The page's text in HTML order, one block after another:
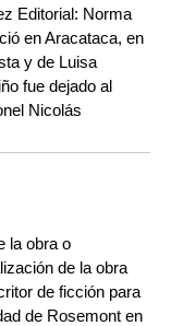
Editorial: Norma
en Aracataca, en
y de Luisa
fue dejado al
Nicolás
la obra o
de la obra
de ficción para
de Rosemont en